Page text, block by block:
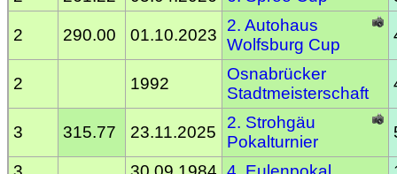
2 290.00 01.10.2023
2. Autohaus
Wolfsburg Cup
2 1992
Osnabrücker
Stadtmeisterschaft
3 315.77 23.11.2025
2. Strohgäu
Pokalturnier